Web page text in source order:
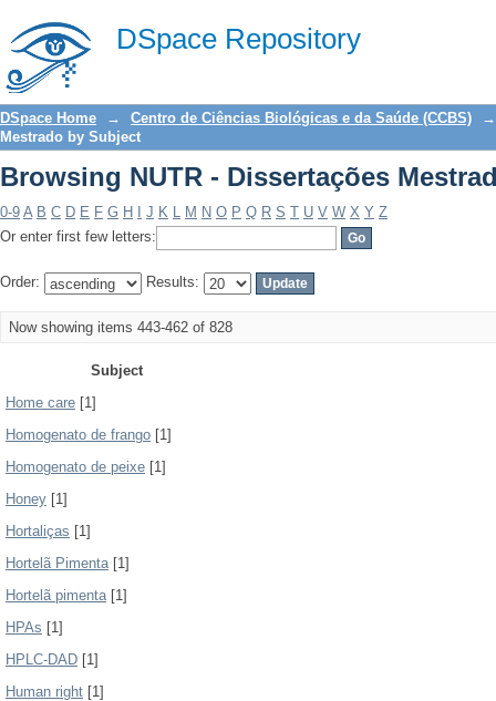
DSpace Repository
Browsing NUTR - Dissertações
DSpace Home → Centro de Ciências Biológicas e da Saúde (CCBS)
→
Mestrado by Subject
Browsing NUTR - Dissertações
0-9 A B C D E F G H J K L M N O P Q R S T U V W X Y Z
Or enter first few letters:
Order: Results:
Now showing items 443-462 of 828
Subject
Home care [1]
Homogenato de frango [1]
Homogenato de peixe [1]
Honey [1]
Hortaliças [1]
Hortelã Pimenta[1]
Hortelã pimenta[1]
HPAs [1]
HPLC-DAD [1]
Human right [1]